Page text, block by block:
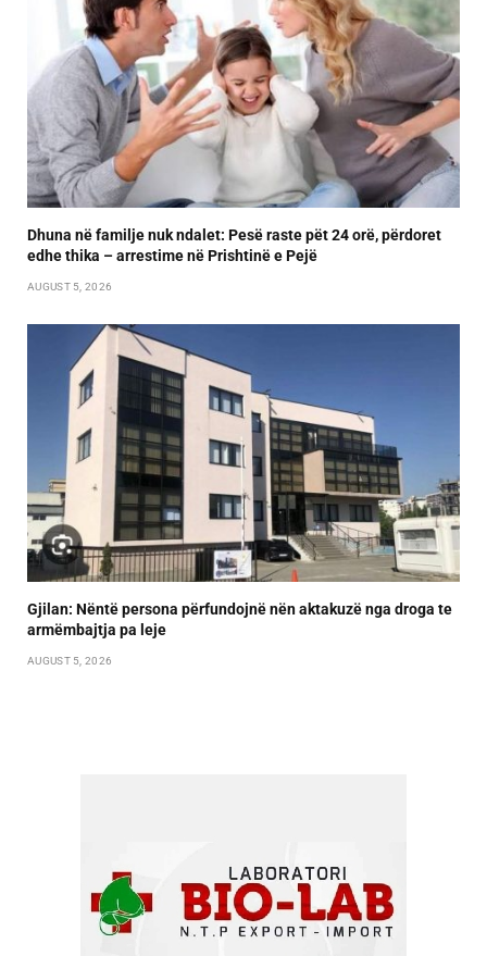
Dhuna në familje nuk ndalet: Pesë raste pët 24 orë, përdoret
edhe thika – arrestime në Prishtinë e Pejë
AUGUST 5, 2026
Gjilan: Nëntë persona përfundojnë nën aktakuzë nga droga te
armëmbajtja pa leje
AUGUST 5, 2026